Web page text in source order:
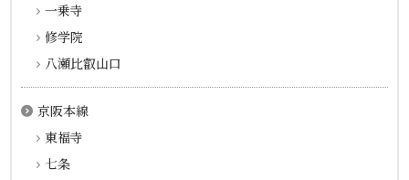
一乗寺
修学院
八瀬比叡山口
京阪本線
東福寺
七条